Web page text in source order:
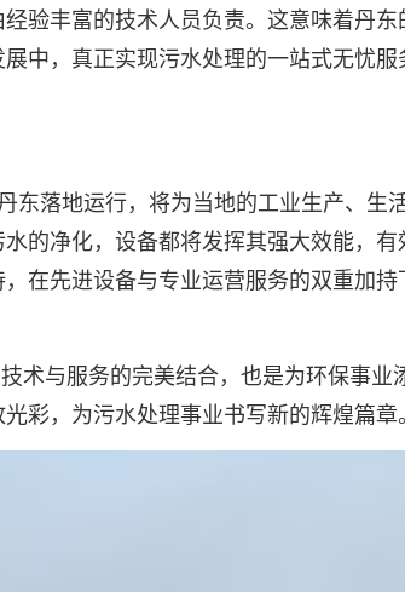
验丰富的技术人员负责。这意味着丹
中，真正实现污水处理的一站式无忧服
落地运行，将为当地的工业生产、生
的净化，设备都将发挥其强大效能，
在先进设备与专业运营服务的双重加
术与服务的完美结合，也是为环保事业
彩，为污水处理事业书写新的辉煌篇章